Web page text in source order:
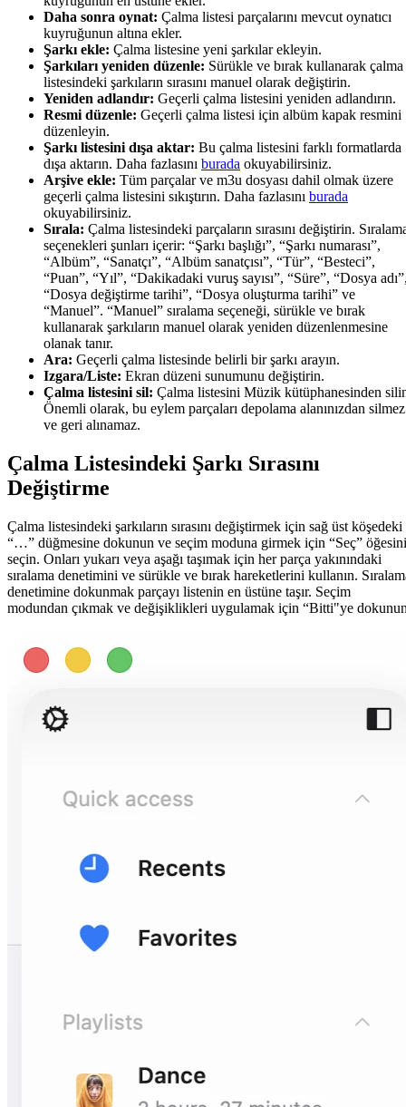
Daha sonra oynat: Çalma listesi parçalarını mevcut oynatıcı
kuyruğunun altına ekler.
Şarkı ekle: Çalma listesine yeni şarkılar ekleyin.
Şarkıları yeniden düzenle: Sürükle ve bırak kullanarak çalma
listesindeki şarkıların sırasını manuel olarak değiştirin.
Yeniden adlandır: Geçerli çalma listesini yeniden adlandırın.
Resmi düzenle: Geçerli çalma listesi için albüm kapak resmini
düzenleyin.
Şarkı listesini dışa aktar: Bu çalma listesini farklı formatlarda
dışa aktarın. Daha fazlasını burada okuyabilirsiniz.
Arşive ekle: Tüm parçalar ve m3u dosyası dahil olmak üzere
geçerli çalma listesini sıkıştırın. Daha fazlasını burada
okuyabilirsiniz.
Sırala: Çalma listesindeki parçaların sırasını değiştirin.
seçenekleri şunları içerir: “Şarkı başlığı”, “Şarkı numarası”,
“Albüm”, “Sanatçı”, “Albüm sanatçısı”, “Tür”, “Besteci”,
“Puan”, “Yıl”, “Dakikadaki vuruş sayısı”, “Süre”, “Dosya
“Dosya değiştirme tarihi”, “Dosya oluşturma tarihi” ve
“Manuel”. “Manuel” sıralama seçeneği, sürükle ve bırak
kullanarak şarkıların manuel olarak yeniden düzenlenmesine
olanak tanır.
Ara: Geçerli çalma listesinde belirli bir şarkı arayın.
Izgara/Liste: Ekran düzeni sunumunu değiştirin.
Çalma listesini sil: Çalma listesini Müzik kütüphanesinden
Önemli olarak, bu eylem parçaları depolama alanınızdan silmez
ve geri alınamaz.
Çalma Listesindeki Şarkı Sırasını
Değiştirme
Çalma listesindeki şarkıların sırasını değiştirmek için sağ üst köşedeki
“…” düğmesine dokunun ve seçim moduna girmek için “Seç” öğesini
seçin. Onları yukarı veya aşağı taşımak için her parça yakınındaki
sıralama denetimini ve sürükle ve bırak hareketlerini kullanın.
denetimine dokunmak parçayı listenin en üstüne taşır. Seçim
modundan çıkmak ve değişiklikleri uygulamak için “Bitti"ye